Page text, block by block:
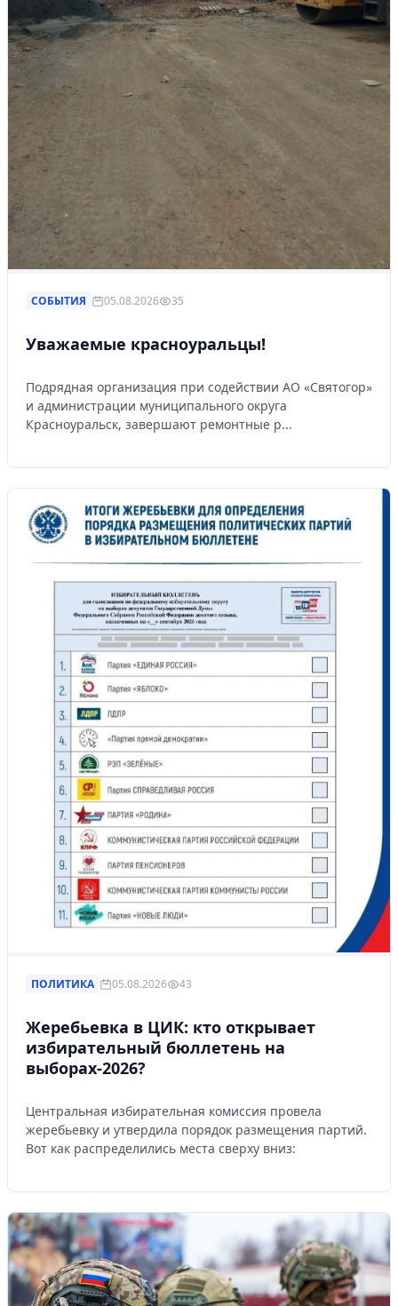
СОБЫТИЯ 05.08.2026 35
Уважаемые красноуральцы!
Подрядная организация при содействии АО «Святогор»
и администрации муниципального округа
Красноуральск, завершают ремонтные р...
ПОЛИТИКА 05.08.2026 43
Жеребьевка в ЦИК: кто открывает
избирательный бюллетень на
выборах-2026?
Центральная избирательная комиссия провела
жеребьевку и утвердила порядок размещения партий.
Вот как распределились места сверху вниз: